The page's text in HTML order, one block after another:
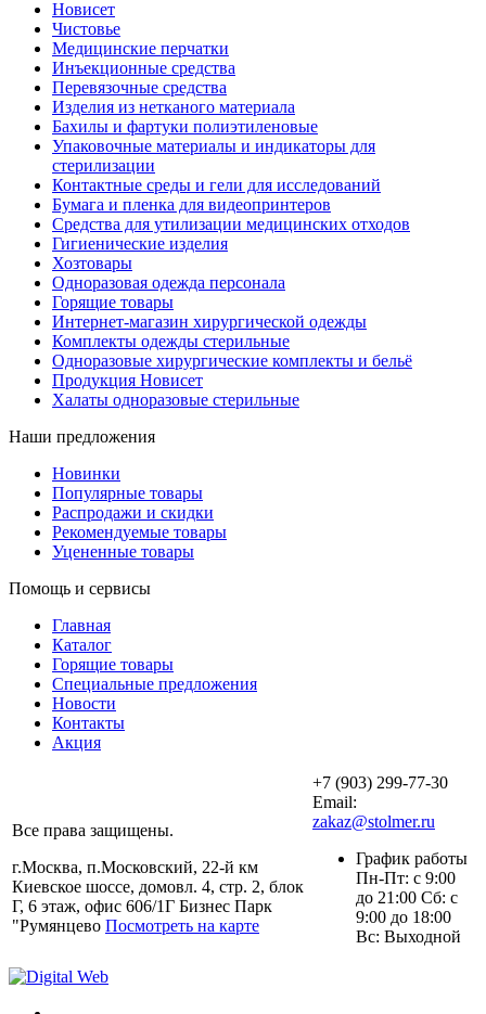
Новисет
Чистовье
Медицинские перчатки
Инъекционные средства
Перевязочные средства
Изделия из нетканого материала
Бахилы и фартуки полиэтиленовые
Упаковочные материалы и индикаторы для
стерилизации
Контактные среды и гели для исследований
Бумага и пленка для видеопринтеров
Средства для утилизации медицинских отходов
Гигиенические изделия
Хозтовары
Одноразовая одежда персонала
Горящие товары
Интернет-магазин хирургической одежды
Комплекты одежды стерильные
Одноразовые хирургические комплекты и бельё
Продукция Новисет
Халаты одноразовые стерильные
Наши предложения
Новинки
Популярные товары
Распродажи и скидки
Рекомендуемые товары
Уцененные товары
Помощь и сервисы
Главная
Каталог
Горящие товары
Специальные предложения
Новости
Контакты
Акция
Все права защищены.
г.Москва, п.Московский, 22-й км
Киевское шоссе, домовл. 4, стр. 2, блок
Г, 6 этаж, офис 606/1Г Бизнес Парк
"Румянцево Посмотреть на карте
+7 (903) 299-77-30
Email:
zakaz@stolmer.ru
График работы
Пн-Пт: с 9:00
до 21:00 Сб: с
9:00 до 18:00
Вс: Выходной